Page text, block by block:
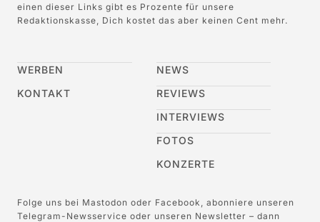
einen dieser Links gibt es Prozente für unsere
Redaktionskasse, Dich kostet das aber keinen Cent mehr.
WERBEN
KONTAKT
NEWS
REVIEWS
INTERVIEWS
FOTOS
KONZERTE
Folge uns bei Mastodon oder Facebook, abonniere unseren
Telegram-Newsservice oder unseren Newsletter – dann